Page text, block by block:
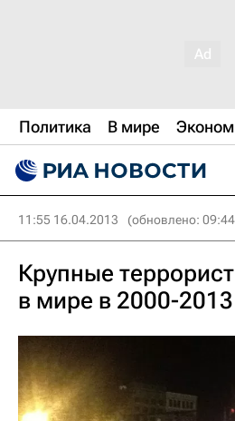
Политика В мире
11:55 16.04.2013 (обновлено:
Крупные
в мире в 2000-2013